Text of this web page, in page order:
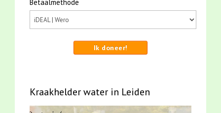
Betaalmethode
Ik doneer!
Kraakhelder water in Leiden